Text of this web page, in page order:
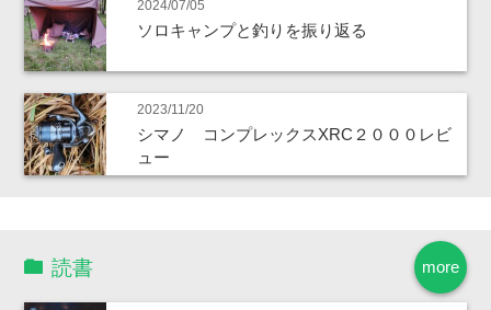
2024/07/05
ソロキャンプと釣りを振り返る
2023/11/20
シマノ コンプレックスXRC２０００レビ
ュー
more
読書